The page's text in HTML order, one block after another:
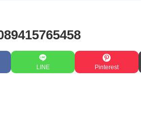
LINE Pinterest